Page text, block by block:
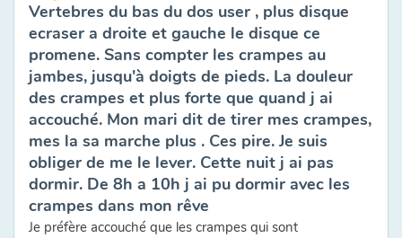
Vertebres du bas du dos user , plus disque
ecraser a droite et gauche le disque ce
promene. Sans compter les crampes au
jambes, jusqu'à doigts de pieds. La douleur
des crampes et plus forte que quand j ai
accouché. Mon mari dit de tirer mes crampes,
mes la sa marche plus . Ces pire. Je suis
obliger de me le lever. Cette nuit j ai pas
dormir. De 8h a 10h j ai pu dormir avec les
crampes dans mon rêve
Je préfère accouché que les crampes qui sont